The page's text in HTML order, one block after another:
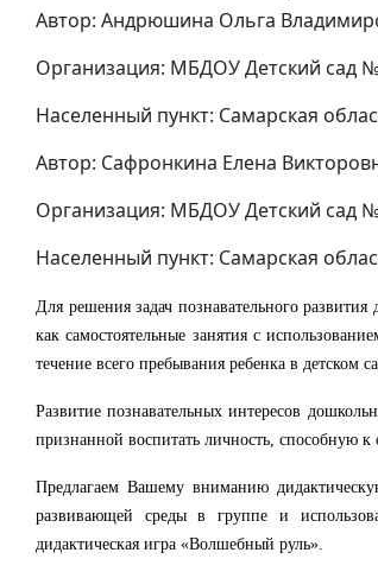
Автор: Андрюшина Ольга
Организация: МБДОУ Детский сад
Населенный пункт: Самарская
Автор: Сафронкина Елена
Организация: МБДОУ Детский сад
Населенный пункт: Самарская
Для решения задач познавательного развития
как самостоятельные занятия с
течение всего пребывания ребенка в детском
Развитие познавательных интересов
признанной воспитать личность, способную
Предлагаем Вашему вниманию
развивающей среды в группе и
дидактическая игра «Волшебный руль».